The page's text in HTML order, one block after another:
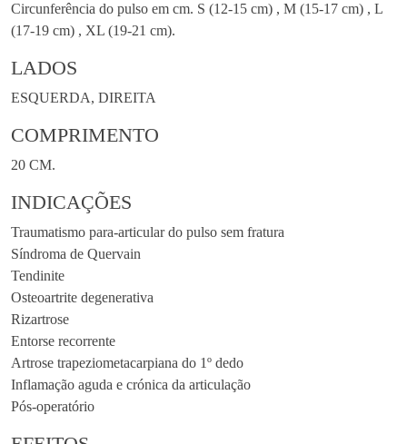
Circunferência do pulso em cm. S (12-15 cm) , M (15-17 cm) , L
(17-19 cm) , XL (19-21 cm).
LADOS
ESQUERDA, DIREITA
COMPRIMENTO
20 CM.
INDICAÇÕES
Traumatismo para-articular do pulso sem fratura
Síndroma de Quervain
Tendinite
Osteoartrite degenerativa
Rizartrose
Entorse recorrente
Artrose trapeziometacarpiana do 1º dedo
Inflamação aguda e crónica da articulação
Pós-operatório